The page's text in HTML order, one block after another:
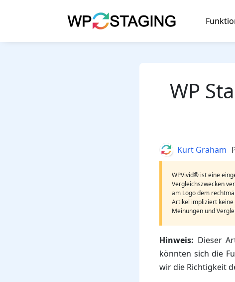
WP
WPVivid® ist eine
Vergleichszwecken
am Logo dem
Artikel impliziert
Meinungen und
Hinweis: Dieser
könnten sich die
wir die Richtigkeit
AuthorKurt Graham